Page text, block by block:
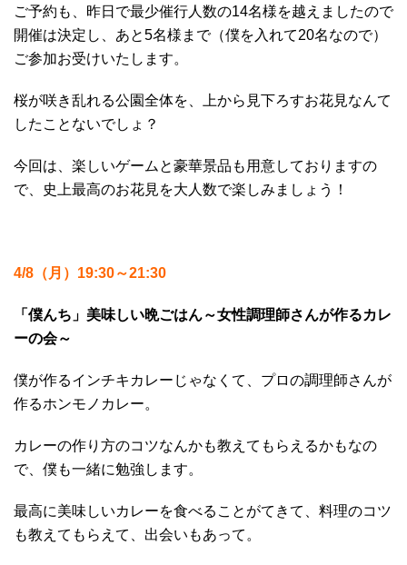
ご予約も、昨日で最少催行人数の14名様を越えましたので
開催は決定し、あと5名様まで（僕を入れて20名なので）
ご参加お受けいたします。
桜が咲き乱れる公園全体を、上から見下ろすお花見なんて
したことないでしょ？
今回は、楽しいゲームと豪華景品も用意しておりますの
で、史上最高のお花見を大人数で楽しみましょう！
4/8（月）19:30～21:30
「僕んち」美味しい晩ごはん～女性調理師さんが作るカレ
ーの会～
僕が作るインチキカレーじゃなくて、プロの調理師さんが
作るホンモノカレー。
カレーの作り方のコツなんかも教えてもらえるかもなの
で、僕も一緒に勉強します。
最高に美味しいカレーを食べることがてきて、料理のコツ
も教えてもらえて、出会いもあって。